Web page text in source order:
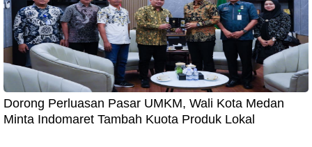
Dorong Perluasan Pasar UMKM, Wali Kota Medan
Minta Indomaret Tambah Kuota Produk Lokal